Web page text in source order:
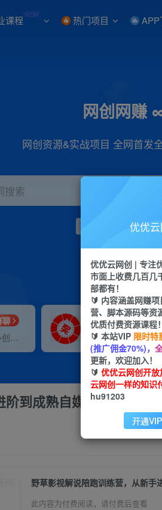
课程 NEW 热门项目 APP
网创网赚
网创资源&实战项目 全网首发
搜索
项目 引流
聊
研究探讨更多创业项目路子。
VIP推广
70%分佣
会员专属推广链接
阶到成熟自媒体达人
野草影视解说陪跑训练营，从新手
此内容为付费阅读，请付费后查看
优优
优优云网创 | 专注
市面上收费几百几
部都有！
🔰 内容涵盖网赚
营、脚本源码等资
优质付费资源课程！
🔰 本站VIP 限时特
(推广佣金70%)，
更新，欢迎加入！
🔰 优优云网创开
云网创一样的知识
hu91203
开通